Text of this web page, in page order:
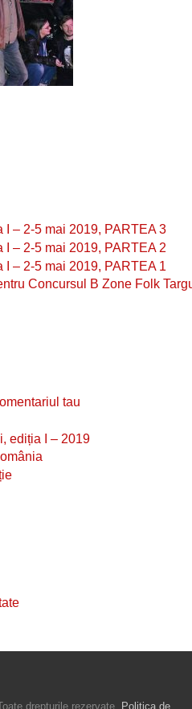
I – 2-5 mai 2019, PARTEA 3
– 2-5 mai 2019, PARTEA 2
– 2-5 mai 2019, PARTEA 1
Concursul B Zone Folk
tau
ediția I – 2019
drepturile rezervate. Politica de